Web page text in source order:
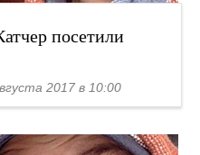
посетили
2017 в 10:00